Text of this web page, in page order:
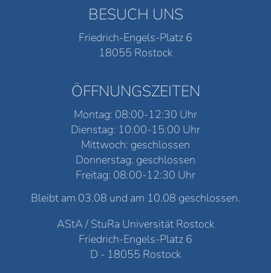
BESUCH UNS
Friedrich-Engels-Platz 6
18055 Rostock
ÖFFNUNGSZEITEN
Montag: 08:00-12:30 Uhr
Dienstag: 10:00-15:00 Uhr
Mittwoch: geschlossen
Donnerstag: geschlossen
Freitag: 08:00-12:30 Uhr
Bleibt am 03.08 und am 10.08 geschlossen.
AStA / StuRa Universität Rostock
Friedrich-Engels-Platz 6
D - 18055 Rostock